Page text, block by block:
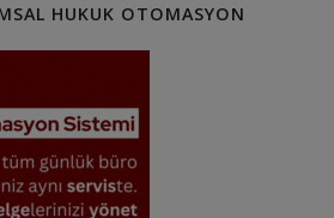
HUKUK OTOMASYON